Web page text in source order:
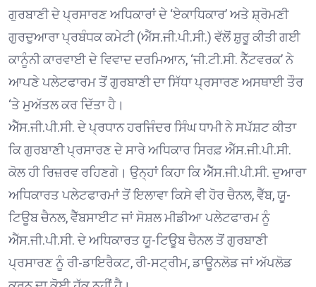
ਗੁਰਬਾਣੀ ਦੇ ਪ੍ਰਸਾਰਣ ਅਧਿਕਾਰਾਂ ਦੇ ‘ਏਕਾਧਿਕਾਰ’ ਅਤੇ ਸ਼੍ਰੋਮਣੀ
ਗੁਰਦੁਆਰਾ ਪ੍ਰਬੰਧਕ ਕਮੇਟੀ (ਐੱਸ.ਜੀ.ਪੀ.ਸੀ.) ਵੱਲੋਂ ਸ਼ੁਰੂ ਕੀਤੀ ਗਈ
ਕਾਨੂੰਨੀ ਕਾਰਵਾਈ ਦੇ ਵਿਵਾਦ ਦਰਮਿਆਨ, ‘ਜੀ.ਟੀ.ਸੀ. ਨੈੱਟਵਰਕ’ ਨੇ
ਆਪਣੇ ਪਲੇਟਫਾਰਮ ਤੋਂ ਗੁਰਬਾਣੀ ਦਾ ਸਿੱਧਾ ਪ੍ਰਸਾਰਣ ਅਸਥਾਈ ਤੌਰ
‘ਤੇ ਮੁਅੱਤਲ ਕਰ ਦਿੱਤਾ ਹੈ।
ਐੱਸ.ਜੀ.ਪੀ.ਸੀ. ਦੇ ਪ੍ਰਧਾਨ ਹਰਜਿੰਦਰ ਸਿੰਘ ਧਾਮੀ ਨੇ ਸਪੱਸ਼ਟ ਕੀਤਾ
ਕਿ ਗੁਰਬਾਣੀ ਪ੍ਰਸਾਰਣ ਦੇ ਸਾਰੇ ਅਧਿਕਾਰ ਸਿਰਫ਼ ਐੱਸ.ਜੀ.ਪੀ.ਸੀ.
ਕੋਲ ਹੀ ਰਿਜ਼ਰਵ ਰਹਿਣਗੇ। ਉਨ੍ਹਾਂ ਕਿਹਾ ਕਿ ਐੱਸ.ਜੀ.ਪੀ.ਸੀ. ਦੁਆਰਾ
ਅਧਿਕਾਰਤ ਪਲੇਟਫਾਰਮਾਂ ਤੋਂ ਇਲਾਵਾ ਕਿਸੇ ਵੀ ਹੋਰ ਚੈਨਲ, ਵੈੱਬ, ਯੂ-
ਟਿਊਬ ਚੈਨਲ, ਵੈੱਬਸਾਈਟ ਜਾਂ ਸੋਸ਼ਲ ਮੀਡੀਆ ਪਲੇਟਫਾਰਮ ਨੂੰ
ਐੱਸ.ਜੀ.ਪੀ.ਸੀ. ਦੇ ਅਧਿਕਾਰਤ ਯੂ-ਟਿਊਬ ਚੈਨਲ ਤੋਂ ਗੁਰਬਾਣੀ
ਪ੍ਰਸਾਰਣ ਨੂੰ ਰੀ-ਡਾਇਰੈਕਟ, ਰੀ-ਸਟ੍ਰੀਮ, ਡਾਊਨਲੋਡ ਜਾਂ ਅੱਪਲੋਡ